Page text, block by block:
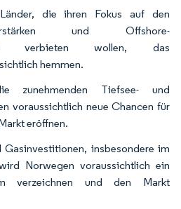
die ihren Fokus auf den
und Offshore-
verbieten wollen, das
hemmen.
zunehmenden Tiefsee- und
voraussichtlich neue Chancen für
eröffnen.
insbesondere im
Norwegen voraussichtlich ein
verzeichnen und den Markt